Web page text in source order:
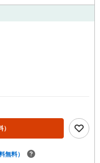
）
無料）